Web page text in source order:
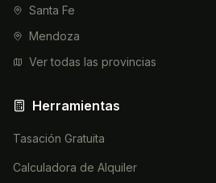
Santa Fe
Mendoza
Ver todas las provincias
Herramientas
Tasación Gratuita
Calculadora de Alquiler